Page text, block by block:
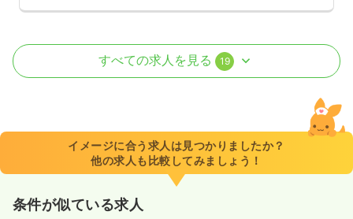
病棟
8:45～17:00（休憩45分）
4週8休以上
担当業務未経験可
ブランク可
すべての求人を見る 19
イメージに合う求人は見つかりましたか？
他の求人も比較してみましょう！
条件が似ている求人